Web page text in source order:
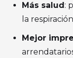
Más salud :
la
Mejor